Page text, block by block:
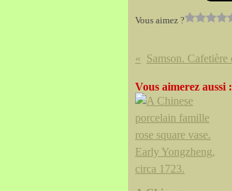
Vous aimez ?
Vous aimerez aussi :